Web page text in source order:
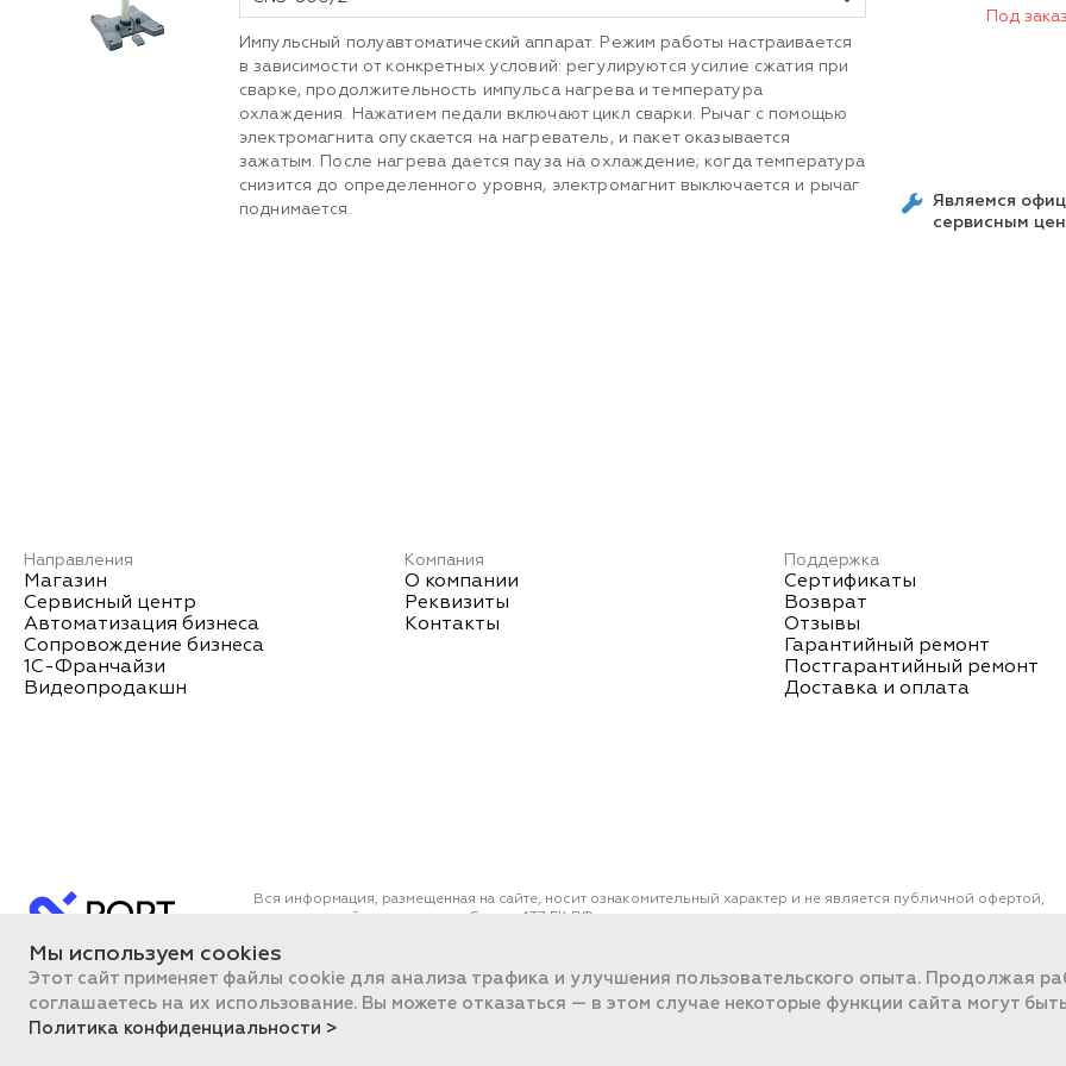
Импульсный полуавтоматический аппарат. Режим работы настраивается
в зависимости от конкретных условий: регулируются усилие сжатия при
сварке, продолжительность импульса нагрева и температура
охлаждения. Нажатием педали включают цикл сварки. Рычаг с помощью
электромагнита опускается на нагреватель, и пакет оказывается
зажатым. После нагрева дается пауза на охлаждение; когда температура
снизится до определенного уровня, электромагнит выключается и рычаг
поднимается.
Под заказ
Являемся
сервисным
Направления
Магазин
Сервисный центр
Автоматизация бизнеса
Сопровождение бизнеса
1С-Франчайзи
Видеопродакшн
Компания
О компании
Реквизиты
Контакты
Поддержка
Сертификаты
Возврат
Отзывы
Гарантийный ремонт
Постгарантийный ремонт
Доставка и оплата
Вся информация, размещенная на сайте, носит ознакомительный характер и не является публичной офертой,
определяемой положениями Статьи 437 ГК РФ.
ПОРТ 2011-2026
Мы используем cookies
Этот сайт применяет файлы cookie для анализа трафика и улучшения пользовательского опыта. Продолжая
соглашаетесь на их использование. Вы можете отказаться — в этом случае некоторые функции сайта могут
Политика конфиденциальности >